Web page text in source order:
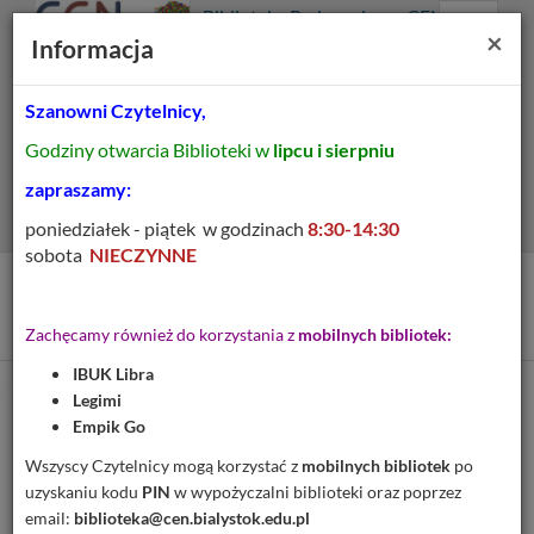
główne
główna
Prolib
główna
Biblioteka Pedagogiczna CEN
Menu
Dodaj na Twoją półkę
Szczegóły MARC 21
×
Informacja
Szanowni Czytelnicy,
Godziny otwarcia Biblioteki w lipcu i sierpniu
zapraszamy:
poniedziałek - piątek w godzinach 8:30-14:30
sobota NIECZYNNE
Zachęcamy również do korzystania z mobilnych bibliotek:
IBUK Libra
Legimi
Empik Go
Wszyscy Czytelnicy mogą korzystać z mobilnych bibliotek po
uzyskaniu kodu PIN w wypożyczalni biblioteki oraz poprzez
email: biblioteka@cen.bialystok.edu.pl